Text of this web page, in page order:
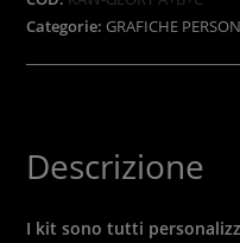
Categorie: GRAFICHE
Descrizione
I kit sono tutti